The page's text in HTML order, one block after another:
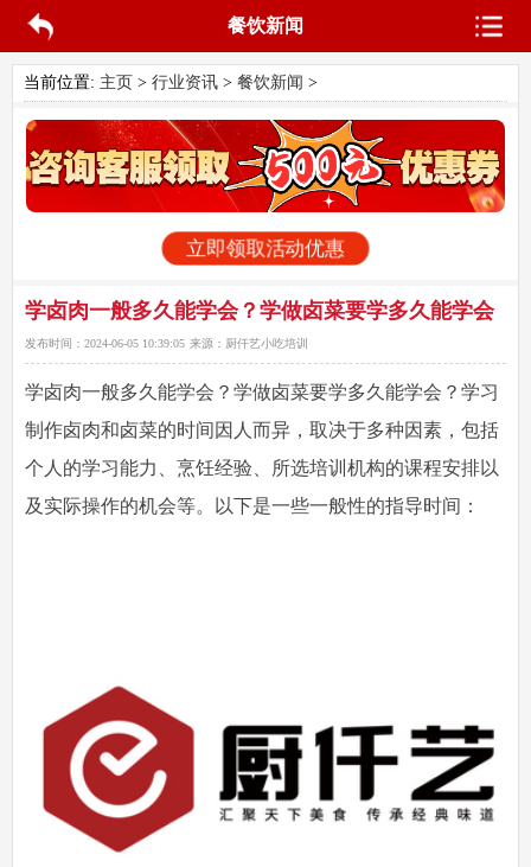
餐饮新闻
当前位置: 主页 > 行业资讯> 餐饮新闻 >
立即领取活动优惠
学卤肉一般多久能学会？学做卤菜要学多久能学会
发布时间： 2024-06-05 10:39:05 来源： 厨仟艺小吃培训
学卤肉一般多久能学会？学做卤菜要学多久能学会？学习
制作卤肉和卤菜的时间因人而异，取决于多种因素，包括
个人的学习能力、烹饪经验、所选培训机构的课程安排以
及实际操作的机会等。以下是一些一般性的指导时间：